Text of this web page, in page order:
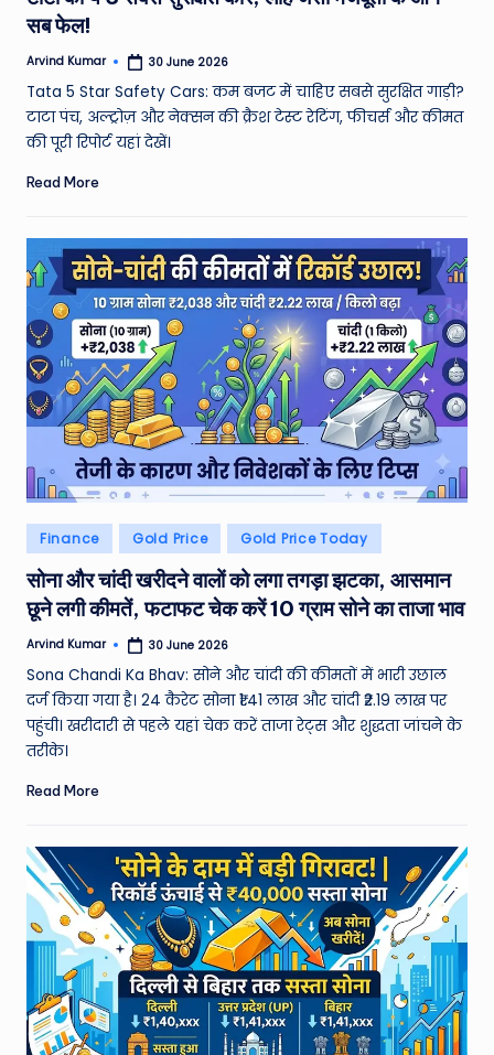
सब फेल!
Posted
Arvind Kumar 30 June 2026
Tata 5 Star Safety Cars: कम बजट में चाहिए सबसे सुरक्षित गाड़ी?
टाटा पंच, अल्ट्रोज़ और नेक्सन की क्रैश टेस्ट रेटिंग, फीचर्स और कीमत
की पूरी रिपोर्ट यहां देखें।
Read More
Posted
in
Finance Gold Price Gold Price Today
सोना और चांदी खरीदने वालों को लगा तगड़ा झटका, आसमान
छूने लगी कीमतें, फटाफट चेक करें 10 ग्राम सोने का ताजा भाव
Posted
Arvind Kumar 30 June 2026
Sona Chandi Ka Bhav: सोने और चांदी की कीमतों में भारी उछाल
दर्ज किया गया है। 24 कैरेट सोना ₹1.41 लाख और चांदी ₹2.19 लाख पर
पहुंची। खरीदारी से पहले यहां चेक करें ताजा रेट्स और शुद्धता जांचने के
तरीके।
Read More